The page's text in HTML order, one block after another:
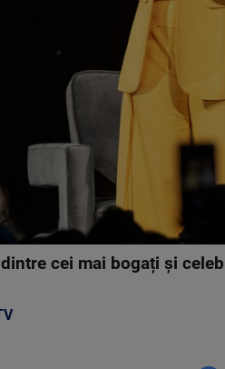
cei mai bogați și